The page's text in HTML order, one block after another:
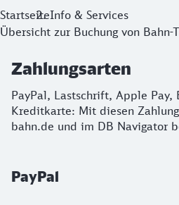
Zahlungsarten
PayPal, Lastschrift, Apple Pay,
StartseiteInfo & Services
Übersicht zur Buchung von Bahn-
Zahlungsarten
PayPal, Lastschrift, Apple Pay,
Kreditkarte: Mit diesen
bahn.de und im DB Navigator
PayPal